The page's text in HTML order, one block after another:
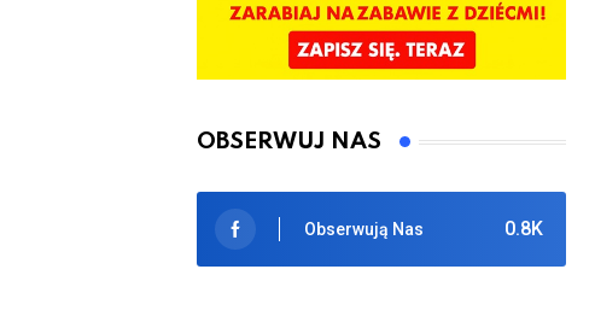
OBSERWUJ NAS
0.8K
Obserwują Nas